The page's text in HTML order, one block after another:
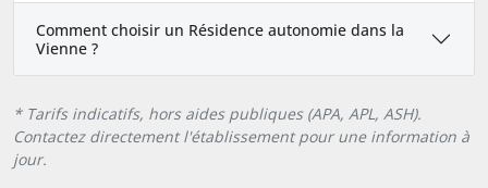
Comment choisir un Résidence autonomie dans la
Vienne ?
* Tarifs indicatifs, hors aides publiques (APA, APL, ASH).
Contactez directement l'établissement pour une information à
jour.